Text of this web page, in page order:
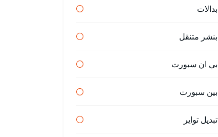
بدالات
بنشر متنقل
بي ان سبورت
بين سبورت
تبديل تواير